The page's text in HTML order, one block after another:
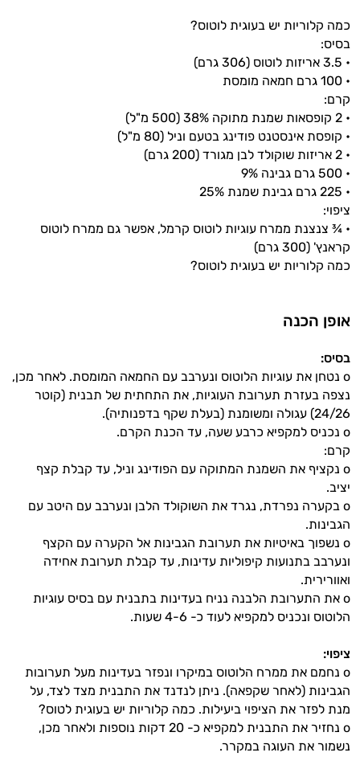
כמה קלוריות יש בעוגית לוטוס?
בסיס:
• 3.5 אריזות לוטוס (306 גרם)
• 100 גרם חמאה מומסת
קרם:
• 2 קופסאות שמנת מתוקה 38% (500 מ"ל)
• קופסת אינסטנט פודינג בטעם וניל (80 מ"ל)
• 2 אריזות שוקולד לבן מגורד (200 גרם)
• 500 גרם גבינה 9%
• 225 גרם גבינת שמנת 25%
ציפוי:
• ¾ צנצנת ממרח עוגיות לוטוס קרמל, אפשר גם ממרח לוטוס
קראנץ' (300 גרם)
כמה קלוריות יש בעוגית לוטוס?
אופן הכנה
בסיס:
o נטחן את עוגיות הלוטוס ונערבב עם החמאה המומסת. לאחר מכן,
נצפה בעזרת תערובת העוגיות, את התחתית של תבנית (קוטר
24/26) עגולה ומשומנת (בעלת שקף בדפנותיה).
o נכניס למקפיא כרבע שעה, עד הכנת הקרם.
קרם:
o נקציף את השמנת המתוקה עם הפודינג וניל, עד קבלת קצף
יציב.
o בקערה נפרדת, נגרד את השוקולד הלבן ונערבב עם היטב עם
הגבינות.
o נשפוך באיטיות את תערובת הגבינות אל הקערה עם הקצף
ונערבב בתנועות קיפוליות עדינות, עד קבלת תערובת אחידה
ואוורירית.
o את התערובת הלבנה נניח בעדינות בתבנית עם בסיס עוגיות
הלוטוס ונכניס למקפיא לעוד כ- 4-6 שעות.
ציפוי:
o נחמם את ממרח הלוטוס במיקרו ונפזר בעדינות מעל תערובות
הגבינות (לאחר שקפאה). ניתן לנדנד את התבנית מצד לצד, על
מנת לפזר את הציפוי ביעילות. כמה קלוריות יש בעוגית לטוס?
o נחזיר את התבנית למקפיא כ- 20 דקות נוספות ולאחר מכן,
נשמור את העוגה במקרר.
היי,
התשובות שלי מבוססות על מאגרי מידע קליניים
וספרות מקצועית בתחומי הרפואה הטבעית
ותזונת הספורט.
אני כאן כדי לעזור לך להתאים את תוספי